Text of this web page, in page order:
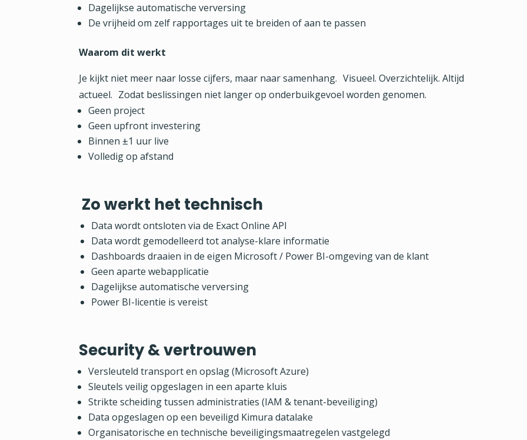
Dagelijkse automatische verversing
De vrijheid om zelf rapportages uit te breiden of aan te passen
Waarom dit werkt
Je kijkt niet meer naar losse cijfers, maar naar samenhang. Visueel. Overzichtelijk. Altijd
actueel. Zodat beslissingen niet langer op onderbuikgevoel worden genomen.
Geen project
Geen upfront investering
Binnen ±1 uur live
Volledig op afstand
Zo werkt het technisch
Data wordt ontsloten via de Exact Online API
Data wordt gemodelleerd tot analyse-klare informatie
Dashboards draaien in de eigen Microsoft / Power BI-omgeving van de klant
Geen aparte webapplicatie
Dagelijkse automatische verversing
Power BI-licentie is vereist
Security & vertrouwen
Versleuteld transport en opslag (Microsoft Azure)
Sleutels veilig opgeslagen in een aparte kluis
Strikte scheiding tussen administraties (IAM & tenant-beveiliging)
Data opgeslagen op een beveiligd Kimura datalake
Organisatorische en technische beveiligingsmaatregelen vastgelegd